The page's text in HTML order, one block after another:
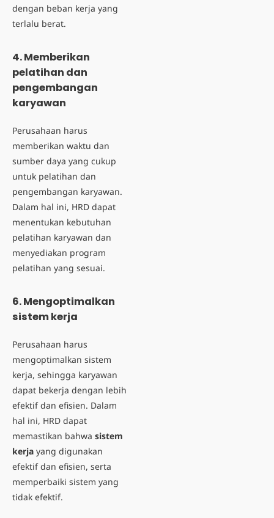
dengan beban kerja yang
terlalu berat.
4. Memberikan
pelatihan dan
pengembangan
karyawan
Perusahaan harus
memberikan waktu dan
sumber daya yang cukup
untuk pelatihan dan
pengembangan karyawan.
Dalam hal ini, HRD dapat
menentukan kebutuhan
pelatihan karyawan dan
menyediakan program
pelatihan yang sesuai.
6. Mengoptimalkan
sistem kerja
Perusahaan harus
mengoptimalkan sistem
kerja, sehingga karyawan
dapat bekerja dengan lebih
efektif dan efisien. Dalam
hal ini, HRD dapat
memastikan bahwa sistem
kerja yang digunakan
efektif dan efisien, serta
memperbaiki sistem yang
tidak efektif.